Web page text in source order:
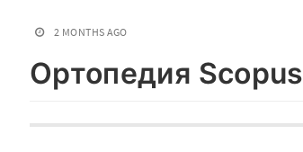
2 MONTHS AGO
Ортопедия Scopus